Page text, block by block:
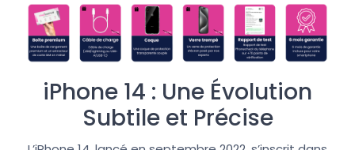
iPhone 14 : Une Évolution
Subtile et Précise